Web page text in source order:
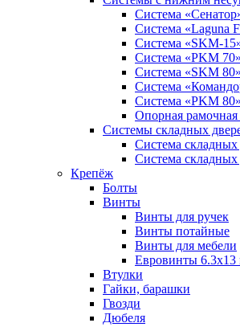
Система
Система «Laguna
Система «SKM-
Система «PKM 70»
Система «SKM 80»
Система
Система «PKM 80»
Опорная рамочная
Системы складных
Система
Система
Крепёж
Болты
Винты
Винты для ручек
Винты потайные
Винты для мебели
Евровинты
Втулки
Гайки, барашки
Гвозди
Дюбеля